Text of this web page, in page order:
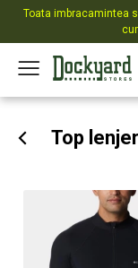
Toata imbracamintea
Top